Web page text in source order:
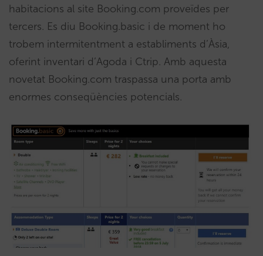
habitacions al site Booking.com proveïdes per
tercers. Es diu Booking.basic i de moment ho
trobem intermitentment a establiments d’Àsia,
oferint inventari d’Agoda i Ctrip. Amb aquesta
novetat Booking.com traspassa una porta amb
enormes conseqüències potencials.